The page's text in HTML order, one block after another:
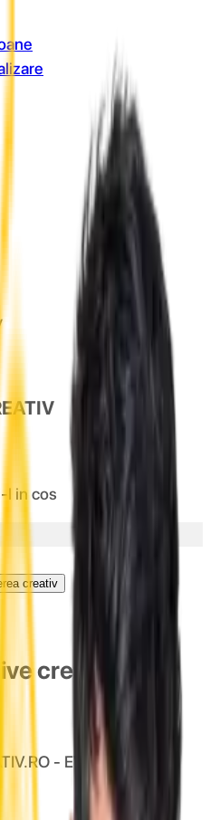
l in cos
creativ
creativ
- EVENIMENTE